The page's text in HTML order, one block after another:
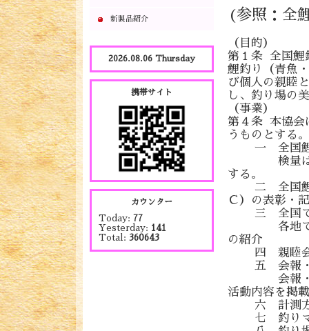
(参照：全
（目的）
第１条 全国鯉
鯉釣り（青魚
び個人の親睦
し、釣り場の
（事業）
第４条 本協会
うものとする。
一 全国鯉釣
検量は大会
する。
二 全国鯉釣
Ｃ）の表彰・
三 全国での
各地で行わ
の紹介
四 親睦会
五 会報・
会報・会員
活動内容を掲
六 計測方法
七 釣りマ
新製品紹介
2026.08.06 Thursday
携帯サイト
カウンター
Today: 77
Yesterday: 141
Total: 360643